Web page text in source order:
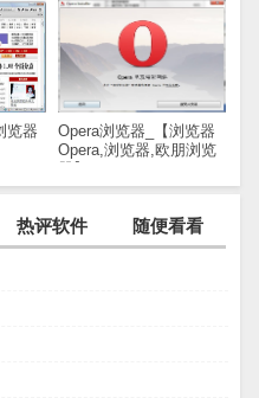
览器
Opera浏览器_【浏览器
Opera,浏览器,欧朋浏览
热评软件 随便看看